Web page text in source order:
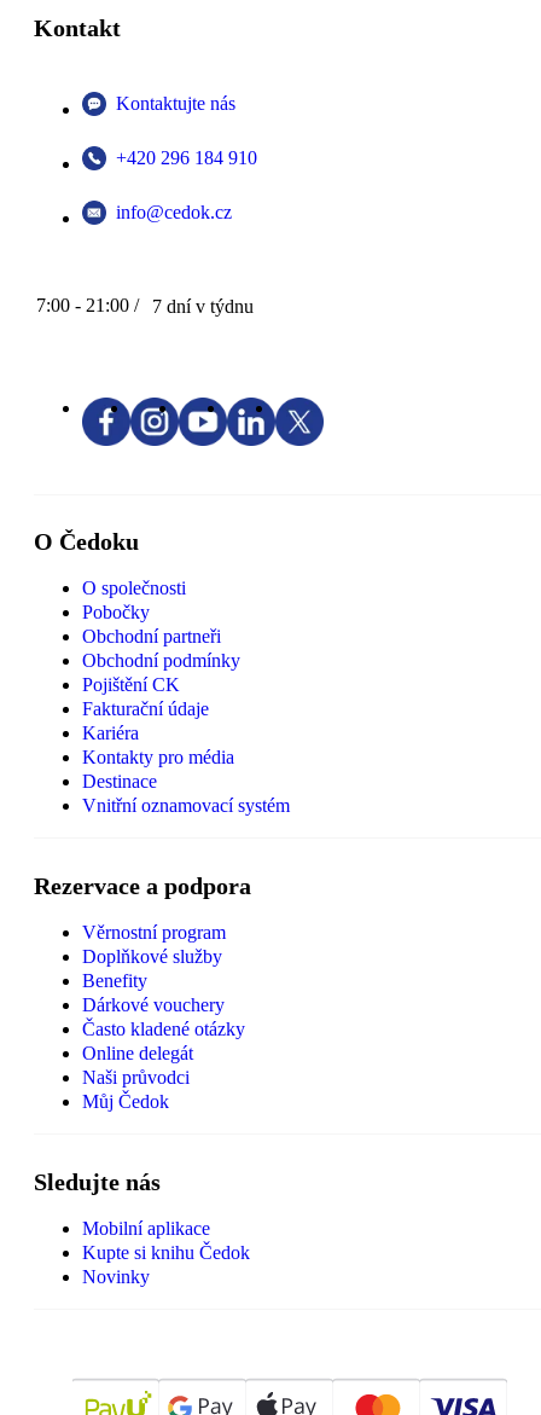
Kontakt
Kontaktujte nás
+420 296 184 910
info@cedok.cz
7:00 - 21:00 / 7 dní v týdnu
O Čedoku
O společnosti
Pobočky
Obchodní partneři
Obchodní podmínky
Pojištění CK
Fakturační údaje
Kariéra
Kontakty pro média
Destinace
Vnitřní oznamovací systém
Rezervace a podpora
Věrnostní program
Doplňkové služby
Benefity
Dárkové vouchery
Často kladené otázky
Online delegát
Naši průvodci
Můj Čedok
Sledujte nás
Mobilní aplikace
Kupte si knihu Čedok
Novinky